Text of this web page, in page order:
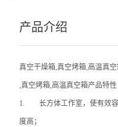
产品介绍
真空干燥箱,真空烤箱,高温真
,真空烤箱,高温真空箱产品特性
1.长方体工作室，使有效
度高；